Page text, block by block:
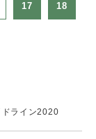
17 18
ドライン2020